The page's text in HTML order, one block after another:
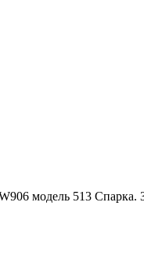
W906 модель 513